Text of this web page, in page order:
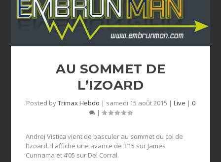
AU SOMMET DE
L’IZOARD
Posted byTrimax Hebdo | samedi 15 août 2015 | Live | 0
|
Andrej Vistica vient de basculer au sommet du col de
l’Izoard. Il affiche une avance de 3’15 sur James
Cunnama et 4’05 sur Del Corral.